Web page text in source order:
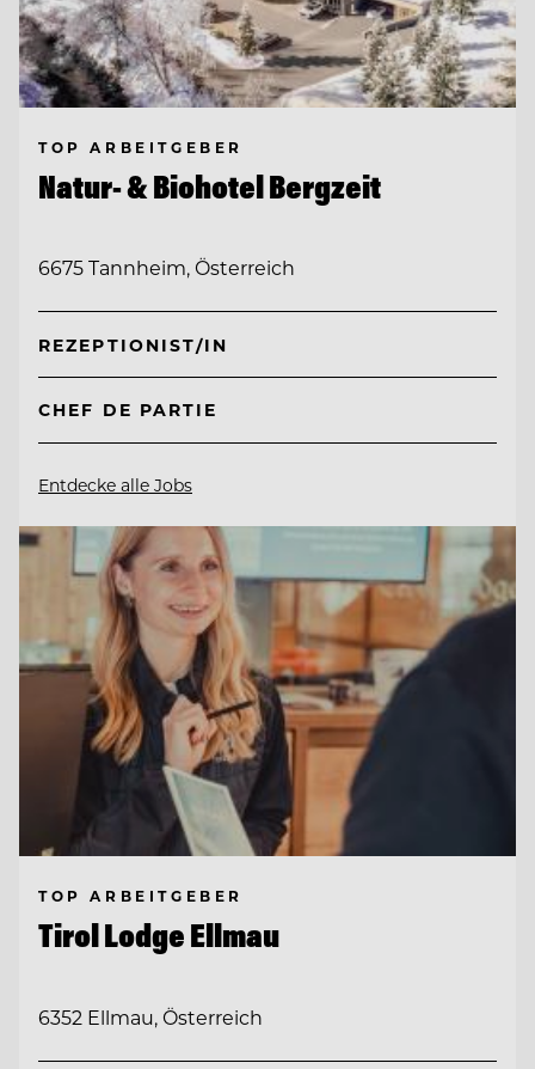
TOP ARBEITGEBER
Natur- & Biohotel Bergzeit
6675 Tannheim, Österreich
REZEPTIONIST/IN
CHEF DE PARTIE
Entdecke alle Jobs
TOP ARBEITGEBER
Tirol Lodge Ellmau
6352 Ellmau, Österreich